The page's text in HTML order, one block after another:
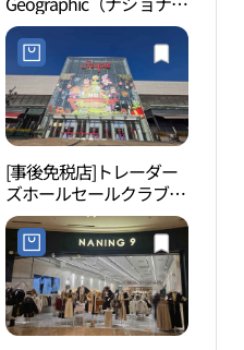
ジオグラフィック）・ス
ターフィールドハナム
（河南）店(내셔널지오
그래픽 스타필드 하남점)
[事後免税店]トレーダー
ズホールセールクラブ・
スターフィールドハナム
（河南）店(트레이더스
홀세일클럽 스타필드 하
남점)